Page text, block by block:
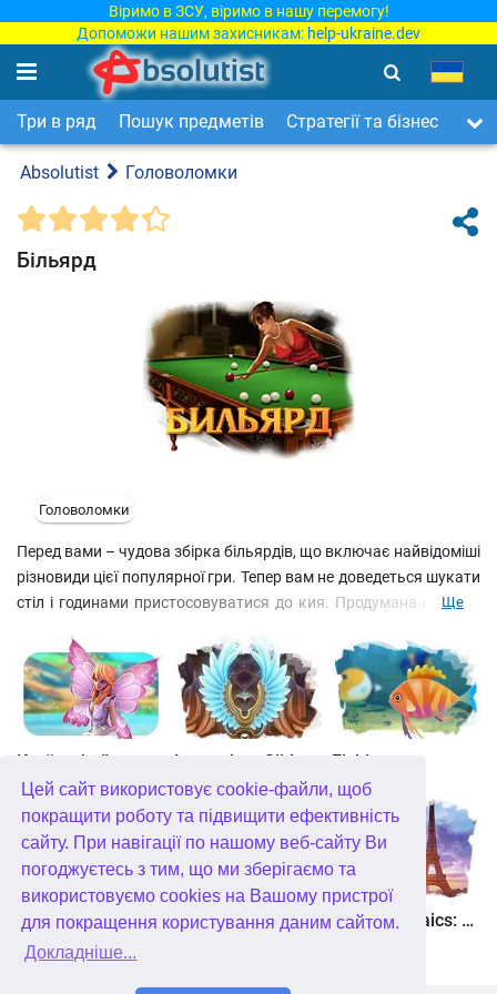
Цей сайт використовує cookie-файли, щоб
покращити роботу та підвищити ефективність
сайту. При навігації по нашому веб-сайту Ви
погоджуєтесь з тим, що ми зберігаємо та
використовуємо cookies на Вашому пристрої
для покращення користування даним сайтом.
Докладніше...
Віримо в ЗСУ, віримо в нашу перемогу!
Допоможи нашим захисникам: help-ukraine.dev
Три в ряд Пошук предметів Стратегії та бізнес
Absolutist Головоломки
Більярд
Головоломки
Перед вами – чудова збірка більярдів, що включає найвідоміші
різновиди цієї популярної гри. Тепер вам не доведеться шукати
стіл і годинами пристосовуватися до кия. Продумана фізична
реальності. Розібратися з керуванням не складе особливих
труднощів, а зручна система довідки дозволить вам у будь-
який момент уточнити правила.
Ще
Країна фей Legendary Slide Fishjong
Квадріум Пас'янс Білосніжка. Зачароване королівство Travel Mosaics: A Paris Tour